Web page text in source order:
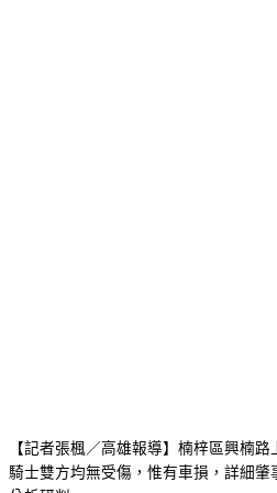
【記者張楓／高雄報導】楠梓區興楠
騎士雙方均無受傷，惟有車損，詳細